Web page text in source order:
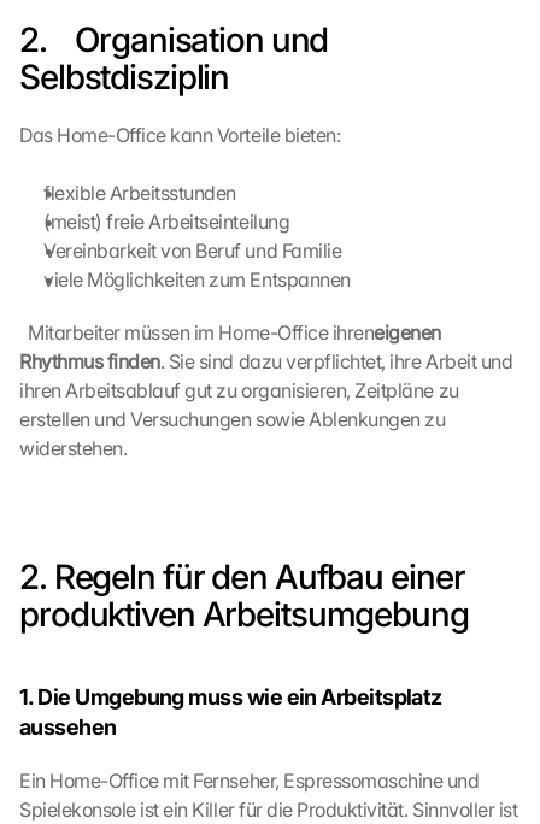
2.    Organisation und
Selbstdisziplin
Das Home-Office kann Vorteile bieten:
flexible Arbeitsstunden
(meist) freie Arbeitseinteilung
Vereinbarkeit von Beruf und Familie
viele Möglichkeiten zum Entspannen
Mitarbeiter müssen im Home-Office ihreneigenen
Rhythmus finden. Sie sind dazu verpflichtet, ihre Arbeit und
ihren Arbeitsablauf gut zu organisieren, Zeitpläne zu
erstellen und Versuchungen sowie Ablenkungen zu
widerstehen.
2. Regeln für den Aufbau einer
produktiven Arbeitsumgebung
1. Die Umgebung muss wie ein Arbeitsplatz
aussehen
Ein Home-Office mit Fernseher, Espressomaschine und
Spielekonsole ist ein Killer für die Produktivität. Sinnvoller ist
a
d
e
M
a
s
:
B
c
l
n
g
o
h
i
p
r